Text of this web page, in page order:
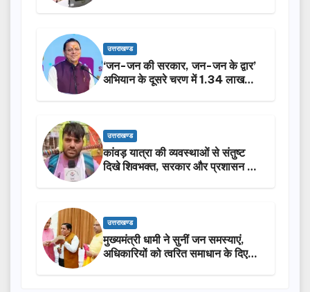
उत्तराखण्ड
‘जन-जन की सरकार, जन-जन के द्वार’
अभियान के दूसरे चरण में 1.34 लाख
उत्तराखण्ड
कांवड़ यात्रा की व्यवस्थाओं से संतुष्ट
दिखे शिवभक्त, सरकार और प्रशासन की
उत्तराखण्ड
मुख्यमंत्री धामी ने सुनीं जन समस्याएं,
अधिकारियों को त्वरित समाधान के दिए